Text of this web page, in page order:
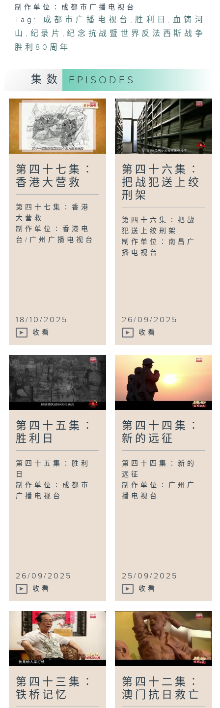
制作单位∶成都市广播电视台
Tag: 成都市广播电视台 , 胜利日 , 血铸河
山 , 纪录片 , 纪念抗战暨世界反法西斯战争
胜利80周年
集数 EPISODES
第四十七集∶
香港大营救
第四十七集∶香港
大营救
制作单位∶香港电
台/广州广播电视台
18/10/2025
收看
第四十六集∶
把战犯送上绞
刑架
第四十六集∶把战
犯送上绞刑架
制作单位∶南昌广
播电视台
26/09/2025
收看
第四十五集∶
胜利日
第四十五集∶胜利
日
制作单位∶成都市
广播电视台
26/09/2025
收看
第四十四集∶
新的远征
第四十四集∶新的
远征
制作单位∶广州广
播电视台
25/09/2025
收看
第四十三集∶
铁桥记忆
第四十二集∶
澳门抗日救亡